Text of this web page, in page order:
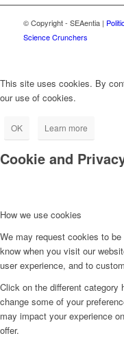
© Copyright - SEAentia |
Science Crunchers
This site uses cookies. By
our use of cookies.
OK Learn more
Cookie and
How we use cookies
We may request cookies to
know when you visit our
user experience, and to
Click on the different category
change some of your
may impact your experience
offer.